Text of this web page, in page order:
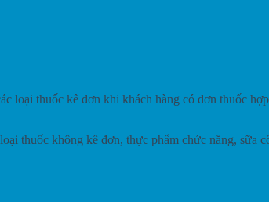
loại thuốc kê đơn khi khách hàng có đơn thuốc
thuốc không kê đơn, thực phẩm chức năng, sữa